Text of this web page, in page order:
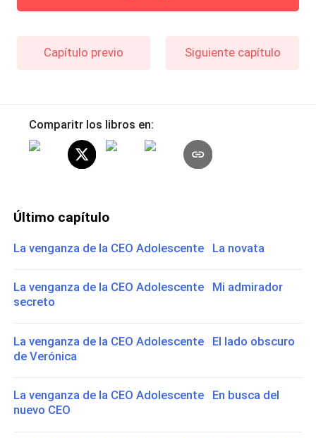
Capítulo previo Siguiente capítulo
Comparitr los libros en:
Último capítulo
La venganza de la CEO Adolescente La novata
La venganza de la CEO Adolescente Mi admirador
secreto
La venganza de la CEO Adolescente El lado obscuro
de Verónica
La venganza de la CEO Adolescente En busca del
nuevo CEO